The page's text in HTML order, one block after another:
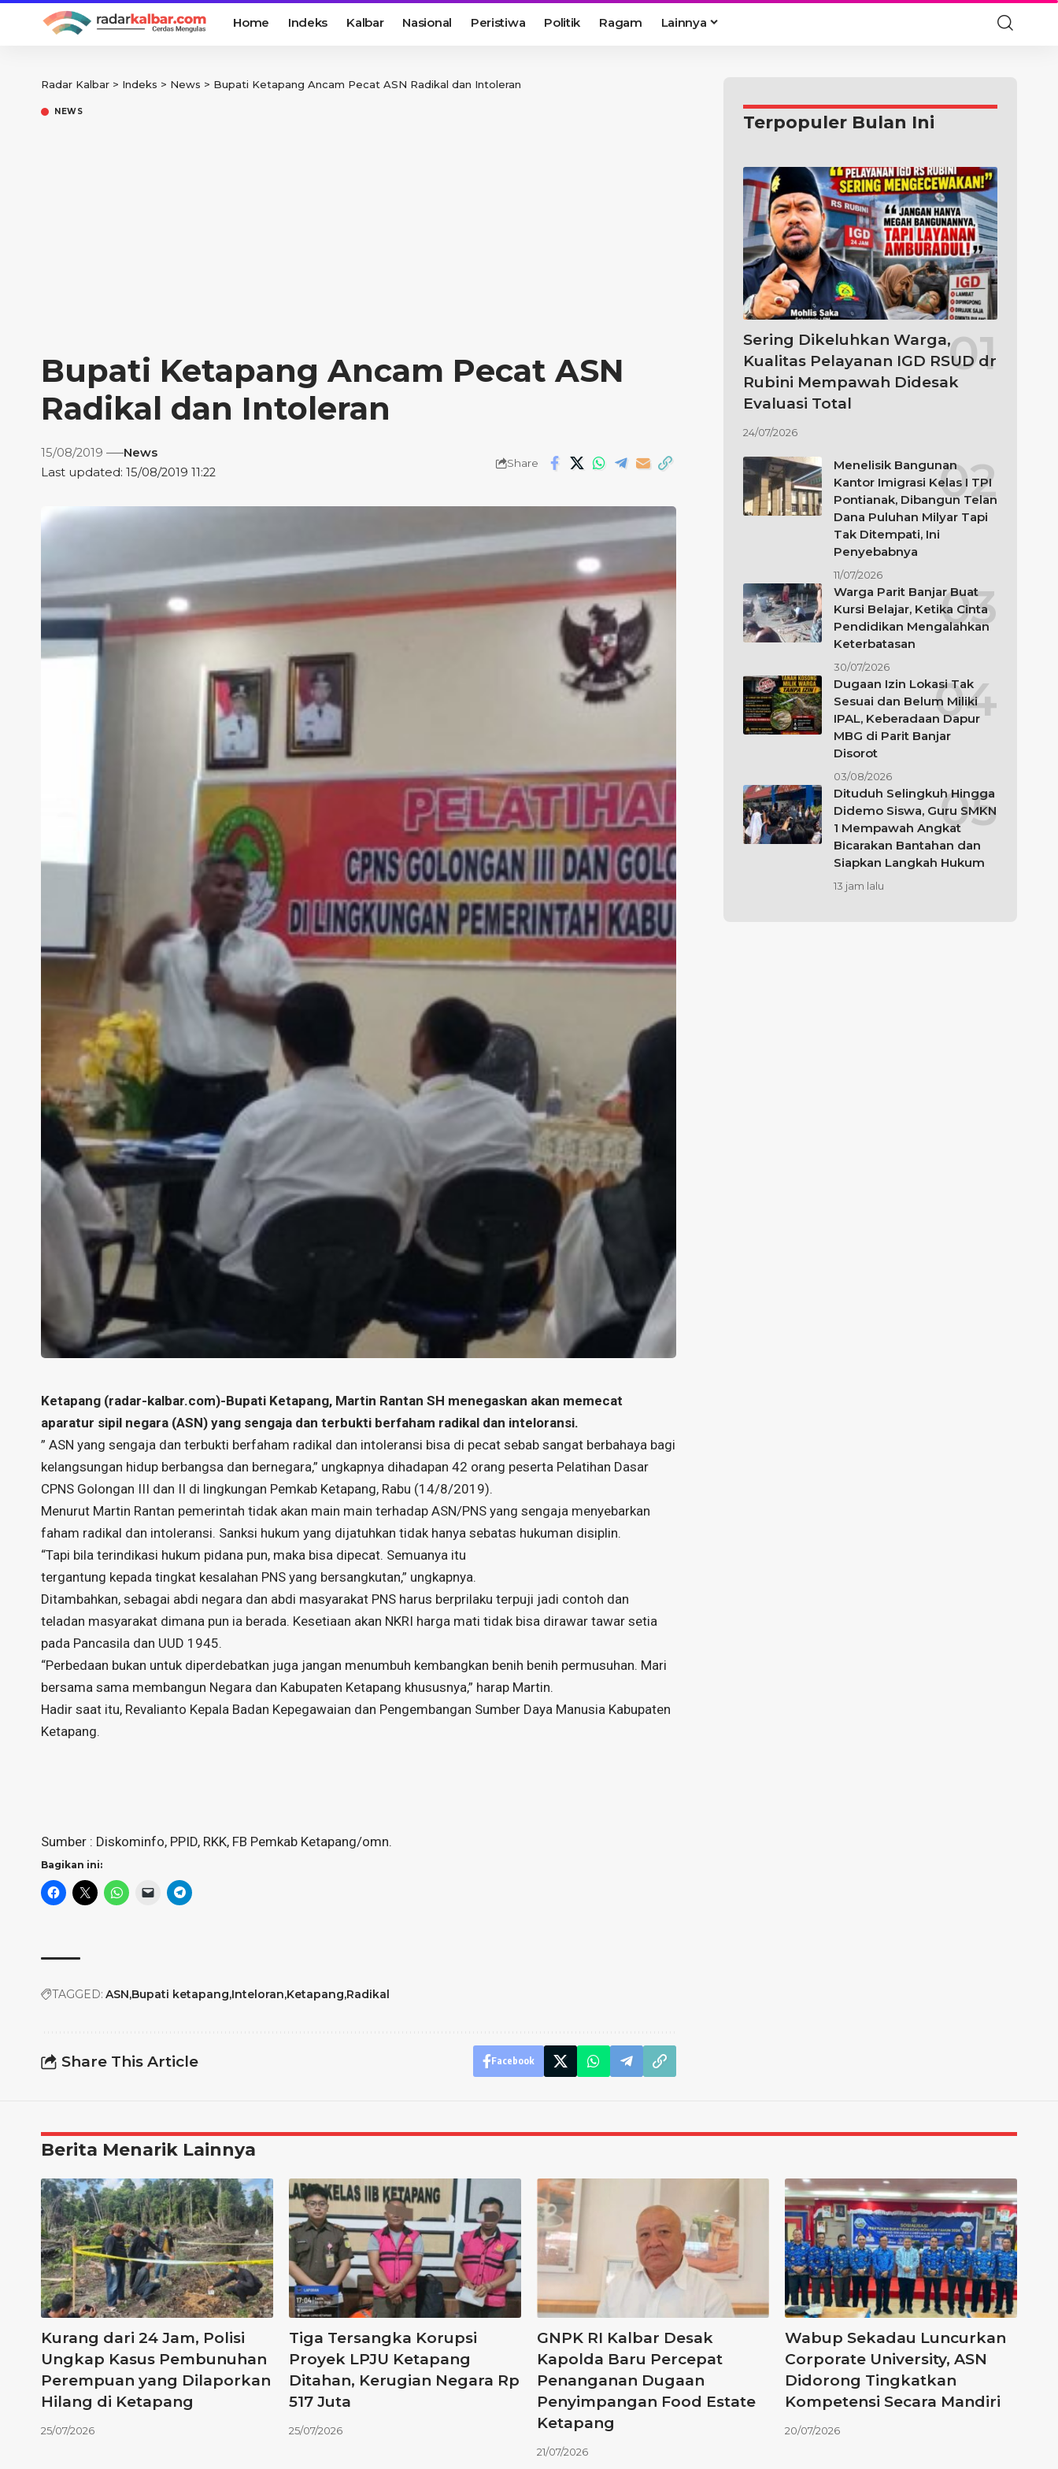
Home Indeks Kalbar Nasional Peristiwa Politik Ragam Lainnya
Radar Kalbar > Indeks > News > Bupati Ketapang Ancam Pecat ASN Radikal dan Intoleran
NEWS
Bupati Ketapang Ancam Pecat ASN
Radikal dan Intoleran
Last updated: 15/08/2019 11:22
15/08/2019 News
Share
Ketapang (radar-kalbar.com)-Bupati Ketapang, Martin Rantan SH menegaskan akan memecat
aparatur sipil negara (ASN) yang sengaja dan terbukti berfaham radikal dan inteloransi.
” ASN yang sengaja dan terbukti berfaham radikal dan intoleransi bisa di pecat sebab sangat berbahaya bagi
kelangsungan hidup berbangsa dan bernegara,” ungkapnya dihadapan 42 orang peserta Pelatihan Dasar
CPNS Golongan III dan II di lingkungan Pemkab Ketapang, Rabu (14/8/2019).
Menurut Martin Rantan pemerintah tidak akan main main terhadap ASN/PNS yang sengaja menyebarkan
faham radikal dan intoleransi. Sanksi hukum yang dijatuhkan tidak hanya sebatas hukuman disiplin.
“Tapi bila terindikasi hukum pidana pun, maka bisa dipecat. Semuanya itu
tergantung kepada tingkat kesalahan PNS yang bersangkutan,” ungkapnya.
Ditambahkan, sebagai abdi negara dan abdi masyarakat PNS harus berprilaku terpuji jadi contoh dan
teladan masyarakat dimana pun ia berada. Kesetiaan akan NKRI harga mati tidak bisa dirawar tawar setia
pada Pancasila dan UUD 1945.
“Perbedaan bukan untuk diperdebatkan juga jangan menumbuh kembangkan benih benih permusuhan. Mari
bersama sama membangun Negara dan Kabupaten Ketapang khususnya,” harap Martin.
Hadir saat itu, Revalianto Kepala Badan Kepegawaian dan Pengembangan Sumber Daya Manusia Kabupaten
Ketapang.
Sumber : Diskominfo, PPID, RKK, FB Pemkab Ketapang/omn.
Bagikan ini:
TAGGED: ASN Bupati ketapang Inteloran Ketapang Radikal
Share This Article Facebook
Terpopuler Bulan Ini
Sering Dikeluhkan Warga,
Kualitas Pelayanan IGD RSUD dr
Rubini Mempawah Didesak
Evaluasi Total
24/07/2026
Menelisik Bangunan
Kantor Imigrasi Kelas I TPI
Pontianak, Dibangun Telan
Dana Puluhan Milyar Tapi
Tak Ditempati, Ini
Penyebabnya
11/07/2026
Warga Parit Banjar Buat
Kursi Belajar, Ketika Cinta
Pendidikan Mengalahkan
Keterbatasan
30/07/2026
Dugaan Izin Lokasi Tak
Sesuai dan Belum Miliki
IPAL, Keberadaan Dapur
MBG di Parit Banjar
Disorot
03/08/2026
Dituduh Selingkuh Hingga
Didemo Siswa, Guru SMKN
1 Mempawah Angkat
Bicarakan Bantahan dan
Siapkan Langkah Hukum
13 jam lalu
Berita Menarik Lainnya
Kurang dari 24 Jam, Polisi
Ungkap Kasus Pembunuhan
Perempuan yang Dilaporkan
Hilang di Ketapang
25/07/2026
Tiga Tersangka Korupsi
Proyek LPJU Ketapang
Ditahan, Kerugian Negara Rp
517 Juta
25/07/2026
GNPK RI Kalbar Desak
Kapolda Baru Percepat
Penanganan Dugaan
Penyimpangan Food Estate
Ketapang
21/07/2026
Wabup Sekadau Luncurkan
Corporate University, ASN
Didorong Tingkatkan
Kompetensi Secara Mandiri
20/07/2026